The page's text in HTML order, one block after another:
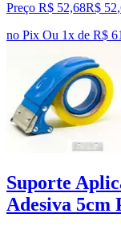
Preço R$ 52,68R$ 52,
no Pix Ou 1x de R$
Suporte
Adesiva 5cm